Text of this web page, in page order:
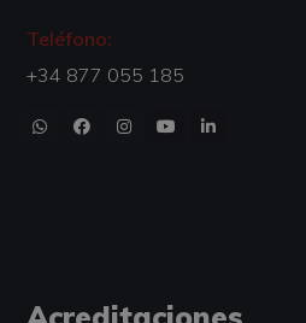
Teléfono:
+34 877 055 185